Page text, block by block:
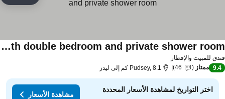
للمبيت والإفطار
Farsley guest room seperate entrance with double bedroom and private shower room
9.4 ممتاز 46 Pudsey, 8.1 كم إلى ليدز
اختر التواريخ لمشاهدة الأسعار المحددة
مشاهدة الأسعار